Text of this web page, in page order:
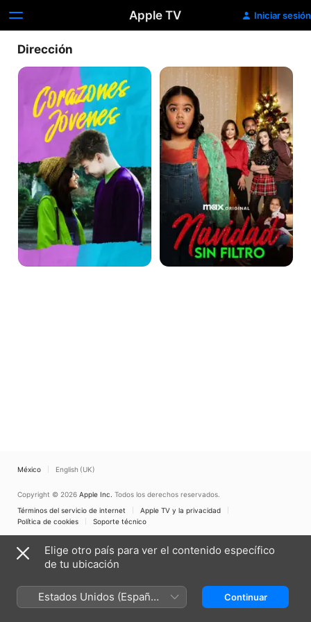
Apple TV Iniciar sesión
Dirección
Corazones
jóvenes
Navidad
Filtro
México English (UK)
Copyright © 2026 Apple Inc. Todos los derechos reservados.
Términos del servicio de internet
Apple TV y la privacidad
Política de cookies
Soporte técnico
Elige otro país para ver el contenido específico
de tu ubicación
Estados Unidos (Español
México)
Continuar